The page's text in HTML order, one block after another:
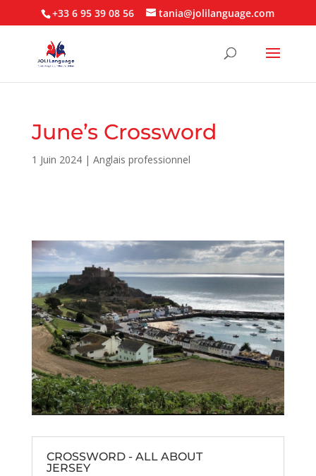
+33 6 95 39 08 56 tania@jolilanguage.com
June’s Crossword
1 Juin 2024| Anglais professionnel
CROSSWORD - ALL ABOUT
JERSEY